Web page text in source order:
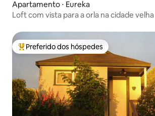
Apartamento ⋅ Eureka
Loft com vista para a orla na cidade velha
Entre os melhores preferidos dos hóspedes
Preferido dos hóspedes